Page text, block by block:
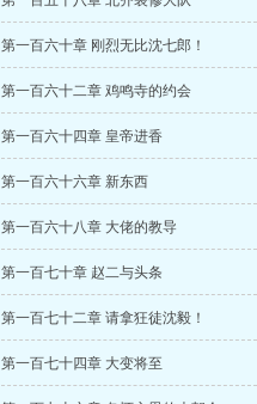
第一百六十章 刚烈无比沈七郎！
第一百六十二章 鸡鸣寺的约会
第一百六十四章 皇帝进香
第一百六十六章 新东西
第一百六十八章 大佬的教导
第一百七十章 赵二与头条
第一百七十二章 请拿狂徒沈毅！
第一百七十四章 大变将至